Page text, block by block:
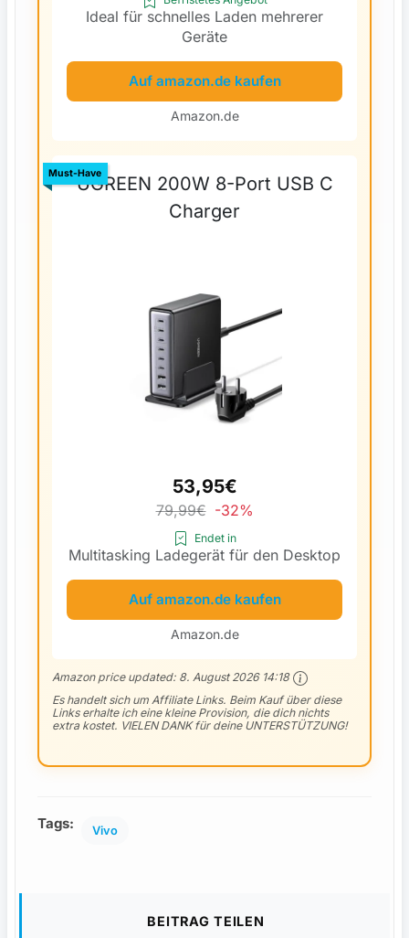
Ideal für schnelles Laden mehrerer
Geräte
Auf amazon.de kaufen
Amazon.de
UGREEN 200W 8-Port USB C
Charger
Must-Have
53,95€
79,99€ -32%
Endet in
Multitasking Ladegerät für den Desktop
Auf amazon.de kaufen
Amazon.de
Amazon price updated: 8. August 2026 14:18
Es handelt sich um Affiliate Links. Beim Kauf über diese
Links erhalte ich eine kleine Provision, die dich nichts
extra kostet. VIELEN DANK für deine UNTERSTÜTZUNG!
Tags: Vivo
BEITRAG TEILEN